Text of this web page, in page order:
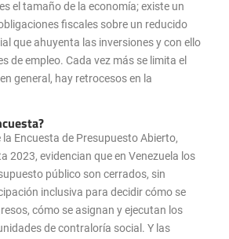
el tamaño de la economía; existe un
fiscales sobre un reducido
que ahuyenta las inversiones y con ello
de empleo. Cada vez más se limita el
general, hay retrocesos en la
la Encuesta de Presupuesto Abierto,
2023, evidencian que en Venezuela los
público son cerrados, sin
inclusiva para decidir cómo se
cómo se asignan y ejecutan los
de contraloría social. Y las